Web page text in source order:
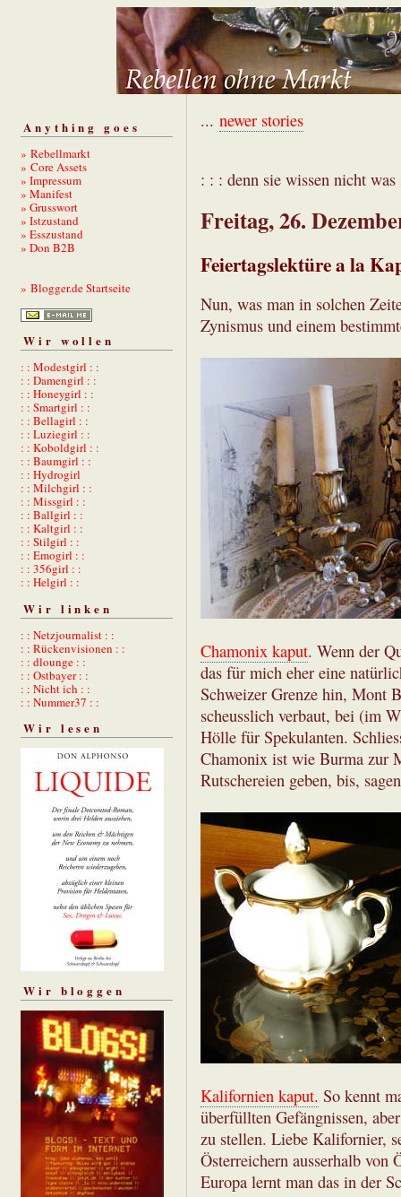
Anything goes
» Rebellmarkt
» Core Assets
» Impressum
» Manifest
» Grusswort
» Istzustand
» Esszustand
» Don B2B
» Blogger.de Startseite
Wir wollen
: : Modestgirl : :
: : Damengirl : :
: : Honeygirl : :
: : Smartgirl : :
: : Bellagirl : :
: : Luziegirl : :
: : Koboldgirl : :
: : Baumgirl : :
: : Hydrogirl
: : Milchgirl : :
: : Missgirl : :
: : Ballgirl : :
: : Kaltgirl : :
: : Stilgirl : :
: : Emogirl : :
: : 356girl : :
: : Helgirl : :
Wir linken
: : Netzjournalist : :
: : Rückenvisionen : :
: : dlounge : :
: : Ostbayer : :
: : Nicht ich : :
: : Nummer37 : :
Wir lesen
Wir bloggen
... newer stories
: : : denn sie wissen nicht
Freitag, 26.
Feiertagslektüre a la
Nun, was man in solchen
Zynismus und einem
Chamonix kaput. Wenn der
das für mich eher eine
Schweizer Grenze hin, Mont
scheusslich verbaut, bei (im
Hölle für Spekulanten.
Chamonix ist wie Burma zur
Rutschereien geben, bis,
Kalifornien kaput. So kennt
überfüllten Gefängnissen,
zu stellen. Liebe Kalifornier,
Österreichern ausserhalb von
Europa lernt man das in der